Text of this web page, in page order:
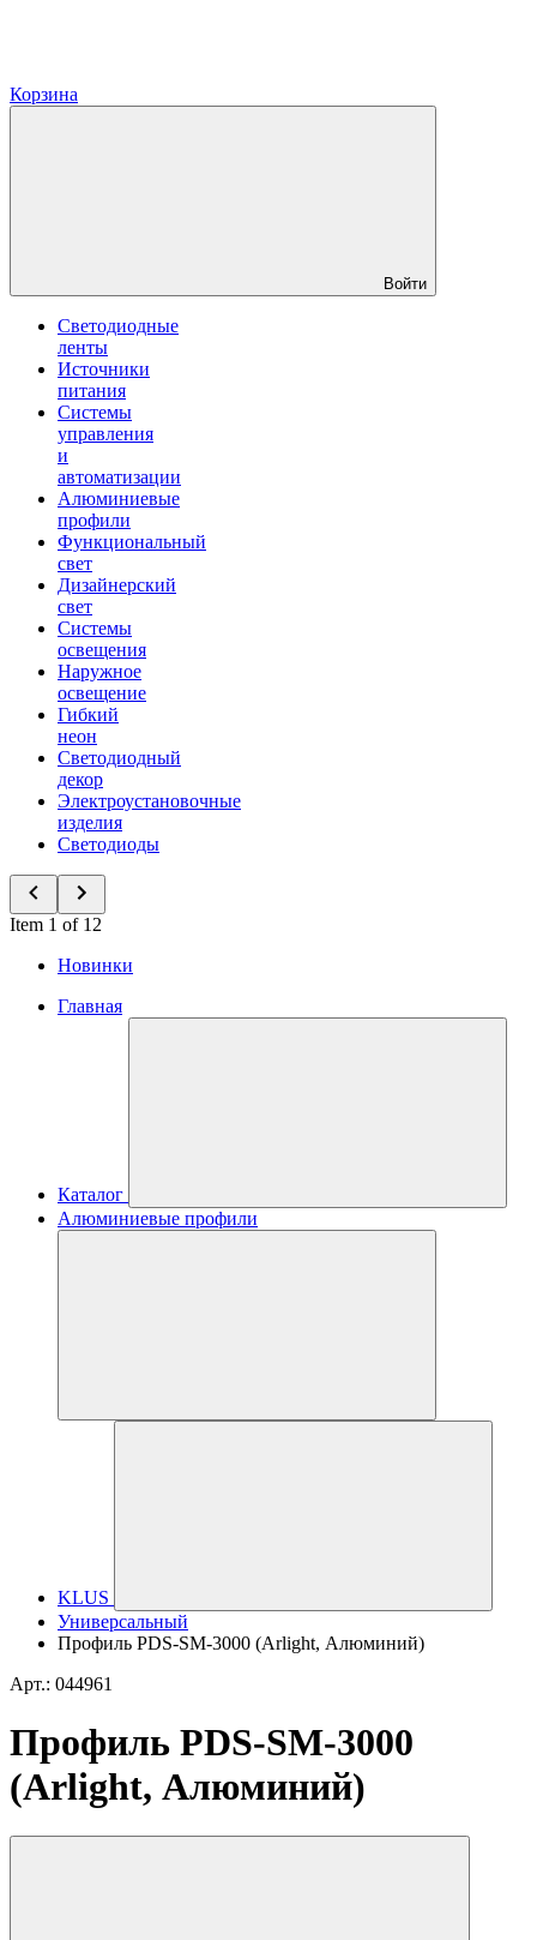
Корзина
Войти
Светодиодные
ленты
Источники
питания
Системы
управления
и
автоматизации
Алюминиевые
профили
Функциональный
свет
Дизайнерский
свет
Системы
освещения
Наружное
освещение
Гибкий
неон
Светодиодный
декор
Электроустановочные
изделия
Светодиоды
Item 1 of 12
Новинки
Главная
Каталог
Алюминиевые профили
KLUS
Универсальный
Профиль PDS-SM-3000 (Arlight, Алюминий)
Арт.: 044961
Профиль PDS-SM-3000
(Arlight, Алюминий)